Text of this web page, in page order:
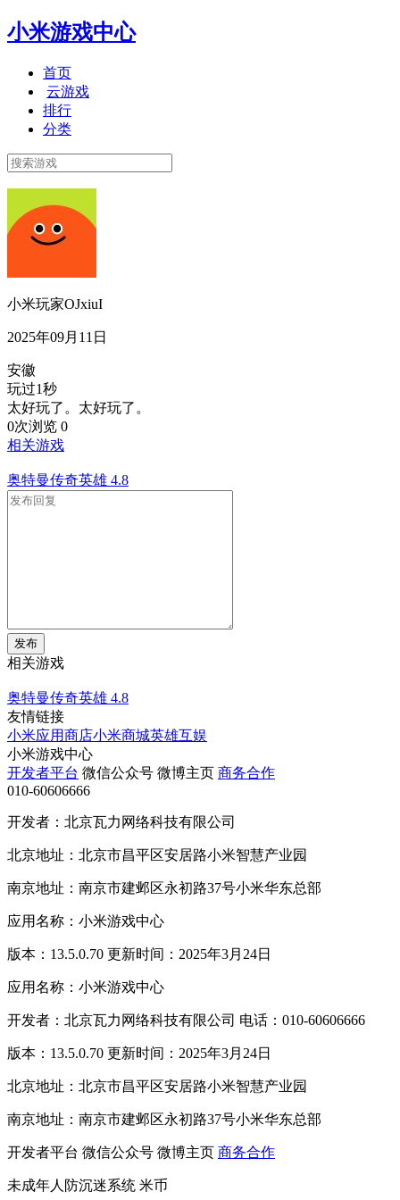
小米游戏中心
首页
云游戏
排行
分类
小米玩家OJxiuI
2025年09月11日
安徽
玩过1秒
太好玩了。太好玩了。
0次浏览 0
相关游戏
奥特曼传奇英雄 4.8
发布
相关游戏
奥特曼传奇英雄 4.8
友情链接
小米应用商店小米商城英雄互娱
小米游戏中心
开发者平台 微信公众号 微博主页 商务合作
010-60606666
开发者：北京瓦力网络科技有限公司
北京地址：北京市昌平区安居路小米智慧产业园
南京地址：南京市建邺区永初路37号小米华东总部
应用名称：小米游戏中心
版本：13.5.0.70 更新时间：2025年3月24日
应用名称：小米游戏中心
开发者：北京瓦力网络科技有限公司 电话：010-60606666
版本：13.5.0.70 更新时间：2025年3月24日
北京地址：北京市昌平区安居路小米智慧产业园
南京地址：南京市建邺区永初路37号小米华东总部
开发者平台 微信公众号 微博主页 商务合作
未成年人防沉迷系统 米币